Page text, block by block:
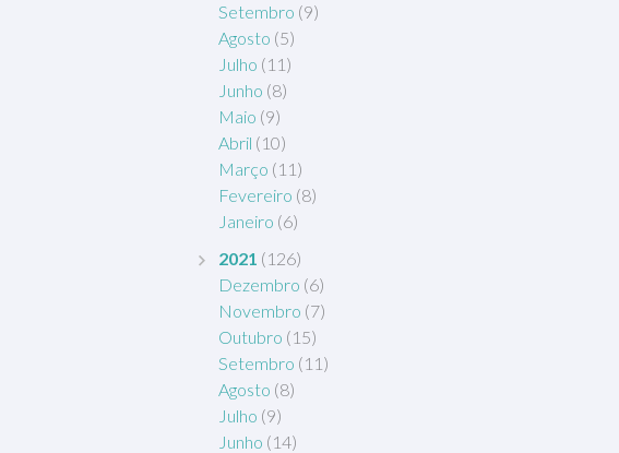
Setembro (9)
Agosto (5)
Julho (11)
Junho (8)
Maio (9)
Abril (10)
Março (11)
Fevereiro (8)
Janeiro (6)
2021 (126)
Dezembro (6)
Novembro (7)
Outubro (15)
Setembro (11)
Agosto (8)
Julho (9)
Junho (14)